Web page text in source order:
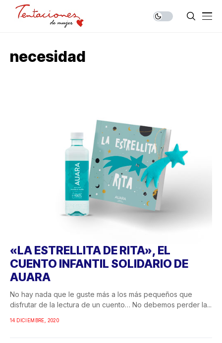
necesidad
«LA ESTRELLITA DE RITA», EL
CUENTO INFANTIL SOLIDARIO DE
AUARA
No hay nada que le guste más a los más pequeños que
disfrutar de la lectura de un cuento… No debemos perder la...
14 DICIEMBRE, 2020